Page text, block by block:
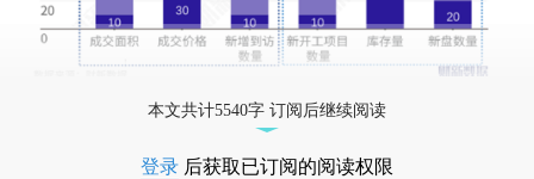
本文共计5540字 订阅后继续阅读
登录 后获取已订阅的阅读权限